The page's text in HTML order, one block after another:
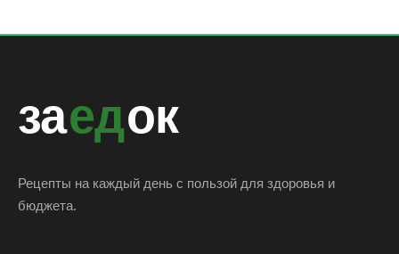
заедок
Рецепты на каждый день с пользой для здоровья и
бюджета.